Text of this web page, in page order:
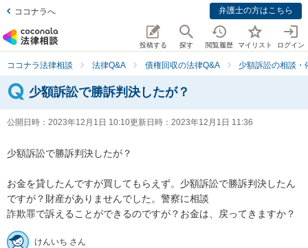
ココナラへ 弁護士の方はこちら
投稿する 探す 閲覧履歴 マイリスト ログイン
ココナラ法律相談 法律Q&A 債権回収の法律Q&A 少額訴訟の相談・
少額訴訟で勝訴判決したが？
公開日時： 2023年12月1日 10:10更新日時： 2023年12月1日 11:36
少額訴訟で勝訴判決したが？
お金を貸したんですが買してもらえず。少額訴訟で勝訴判決したん
ですが？財産がありませんでした。警察に相談
詐欺罪で訴えることができるのですが？お金は、戻ってきますか？
けんいち さん